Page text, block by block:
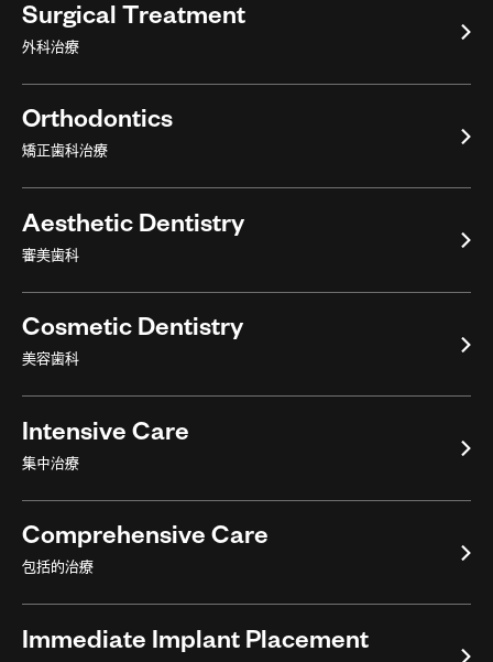
Surgical Treatment
外科治療
Orthodontics
矯正歯科治療
Aesthetic Dentistry
審美歯科
Cosmetic Dentistry
美容歯科
Intensive Care
集中治療
Comprehensive Care
包括的治療
Immediate Implant Placement